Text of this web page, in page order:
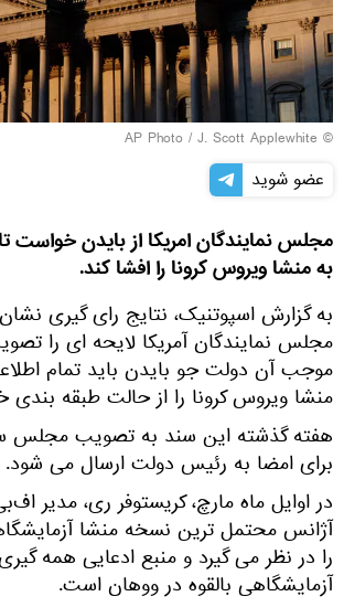
© AP Photo / J. Scott Applewhite
عضو شوید
مجلس نمایندگان امریکا از بایدن خواست
به منشا ویروس کرونا را افشا کند.
به گزارش اسپوتنیک، نتایج رای گیری
مجلس نمایندگان آمریکا لایحه ای را
موجب آن دولت جو بایدن باید تمام
منشا ویروس کرونا را از حالت طبقه بندی
هفته گذشته این سند به تصویب مجلس
برای امضا به رئیس دولت ارسال می شود.
در اوایل ماه مارچ، کریستوفر ری، مدیر
آژانس محتمل ترین نسخه منشا
را در نظر می گیرد و منبع ادعایی همه
آزمایشگاهی بالقوه در ووهان است.